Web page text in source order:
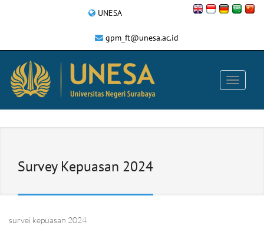
UNESA
gpm_ft@unesa.ac.id
Survey Kepuasan 2024
survei kepuasan 2024